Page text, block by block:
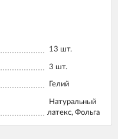
13 шт.
3 шт.
Гелий
Натуральный
латекс, Фольга